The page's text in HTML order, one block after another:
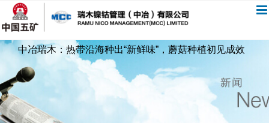
过
内
中冶瑞木：热带沿海种出“新鲜味”，蘑菇种植初见成效